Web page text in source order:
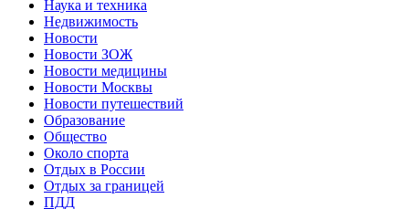
Наука и техника
Недвижимость
Новости
Новости ЗОЖ
Новости медицины
Новости Москвы
Новости путешествий
Образование
Общество
Около спорта
Отдых в России
Отдых за границей
ПДД